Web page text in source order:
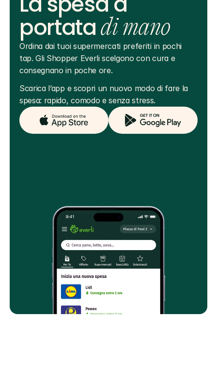
portatadi mano
Ordina dai tuoi supermercati preferiti in pochi
tap. Gli Shopper Everli scelgono con cura e
consegnano in poche ore.
Scarica l’app e scopri un nuovo modo di fare la
spesa: rapido, comodo e senza stress.